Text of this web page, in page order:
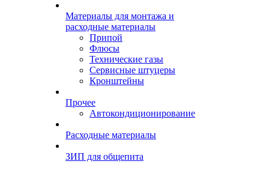
Материалы для монтажа и
расходные материалы
Припой
Флюсы
Технические газы
Сервисные штуцеры
Кронштейны
Прочее
Автокондиционирование
Расходные материалы
ЗИП для общепита